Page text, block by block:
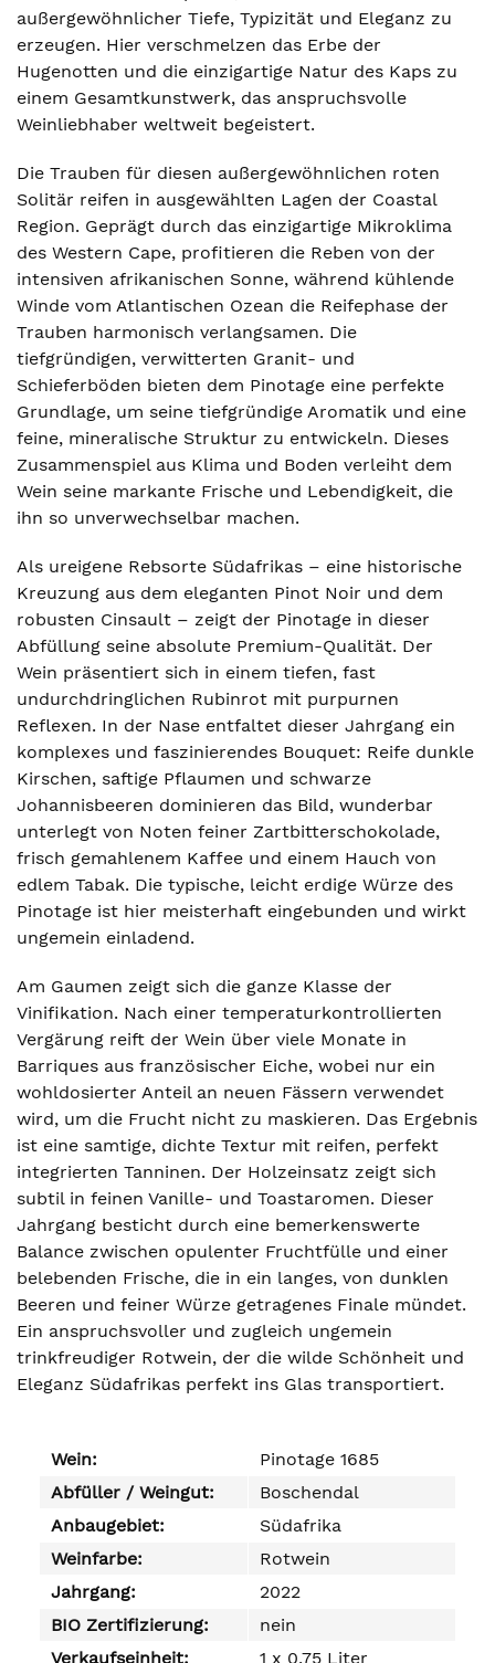
außergewöhnlicher Tiefe, Typizität und Eleganz zu
erzeugen. Hier verschmelzen das Erbe der
Hugenotten und die einzigartige Natur des Kaps zu
einem Gesamtkunstwerk, das anspruchsvolle
Weinliebhaber weltweit begeistert.
Die Trauben für diesen außergewöhnlichen roten
Solitär reifen in ausgewählten Lagen der Coastal
Region. Geprägt durch das einzigartige Mikroklima
des Western Cape, profitieren die Reben von der
intensiven afrikanischen Sonne, während kühlende
Winde vom Atlantischen Ozean die Reifephase der
Trauben harmonisch verlangsamen. Die
tiefgründigen, verwitterten Granit- und
Schieferböden bieten dem Pinotage eine perfekte
Grundlage, um seine tiefgründige Aromatik und eine
feine, mineralische Struktur zu entwickeln. Dieses
Zusammenspiel aus Klima und Boden verleiht dem
Wein seine markante Frische und Lebendigkeit, die
ihn so unverwechselbar machen.
Als ureigene Rebsorte Südafrikas – eine historische
Kreuzung aus dem eleganten Pinot Noir und dem
robusten Cinsault – zeigt der Pinotage in dieser
Abfüllung seine absolute Premium-Qualität. Der
Wein präsentiert sich in einem tiefen, fast
undurchdringlichen Rubinrot mit purpurnen
Reflexen. In der Nase entfaltet dieser Jahrgang ein
komplexes und faszinierendes Bouquet: Reife dunkle
Kirschen, saftige Pflaumen und schwarze
Johannisbeeren dominieren das Bild, wunderbar
unterlegt von Noten feiner Zartbitterschokolade,
frisch gemahlenem Kaffee und einem Hauch von
edlem Tabak. Die typische, leicht erdige Würze des
Pinotage ist hier meisterhaft eingebunden und wirkt
ungemein einladend.
Am Gaumen zeigt sich die ganze Klasse der
Vinifikation. Nach einer temperaturkontrollierten
Vergärung reift der Wein über viele Monate in
Barriques aus französischer Eiche, wobei nur ein
wohldosierter Anteil an neuen Fässern verwendet
wird, um die Frucht nicht zu maskieren. Das Ergebnis
ist eine samtige, dichte Textur mit reifen, perfekt
integrierten Tanninen. Der Holzeinsatz zeigt sich
subtil in feinen Vanille- und Toastaromen. Dieser
Jahrgang besticht durch eine bemerkenswerte
Balance zwischen opulenter Fruchtfülle und einer
belebenden Frische, die in ein langes, von dunklen
Beeren und feiner Würze getragenes Finale mündet.
Ein anspruchsvoller und zugleich ungemein
trinkfreudiger Rotwein, der die wilde Schönheit und
Eleganz Südafrikas perfekt ins Glas transportiert.
Wein:
Pinotage 1685
Abfüller / Weingut:
Boschendal
Anbaugebiet:
Südafrika
Weinfarbe:
Rotwein
Jahrgang:
2022
BIO Zertifizierung:
nein
Verkaufseinheit:
1 x 0,75 Liter